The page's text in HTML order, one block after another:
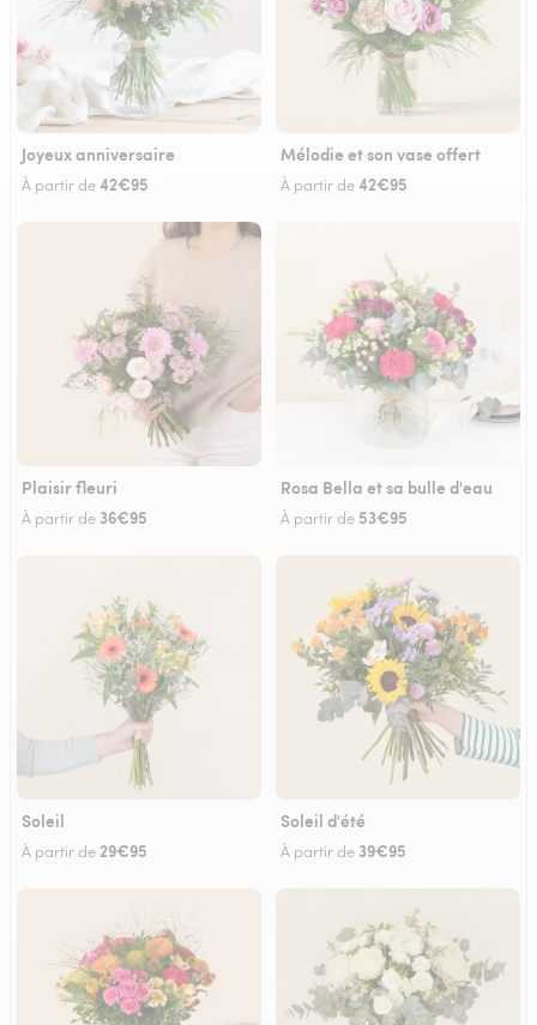
Joyeux anniversaire
À partir de42€95
Mélodie et son vase offert
À partir de42€95
Plaisir fleuri
À partir de 36€95
Rosa Bella et sa bulle d'eau
À partir de 53€95
Soleil
À partir de29€95
Soleil d'été
À partir de 39€95